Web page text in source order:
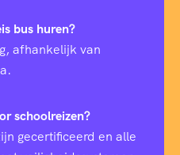
bus huren?
afhankelijk van
schoolreizen?
gecertificeerd en alle
0
1
2